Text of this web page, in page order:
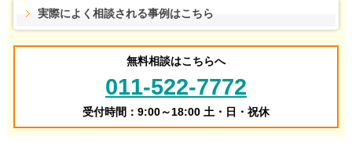
実際によく相談される事例はこちら
無料相談はこちらへ
011-522-7772
受付時間：9:00～18:00 土・日・祝休